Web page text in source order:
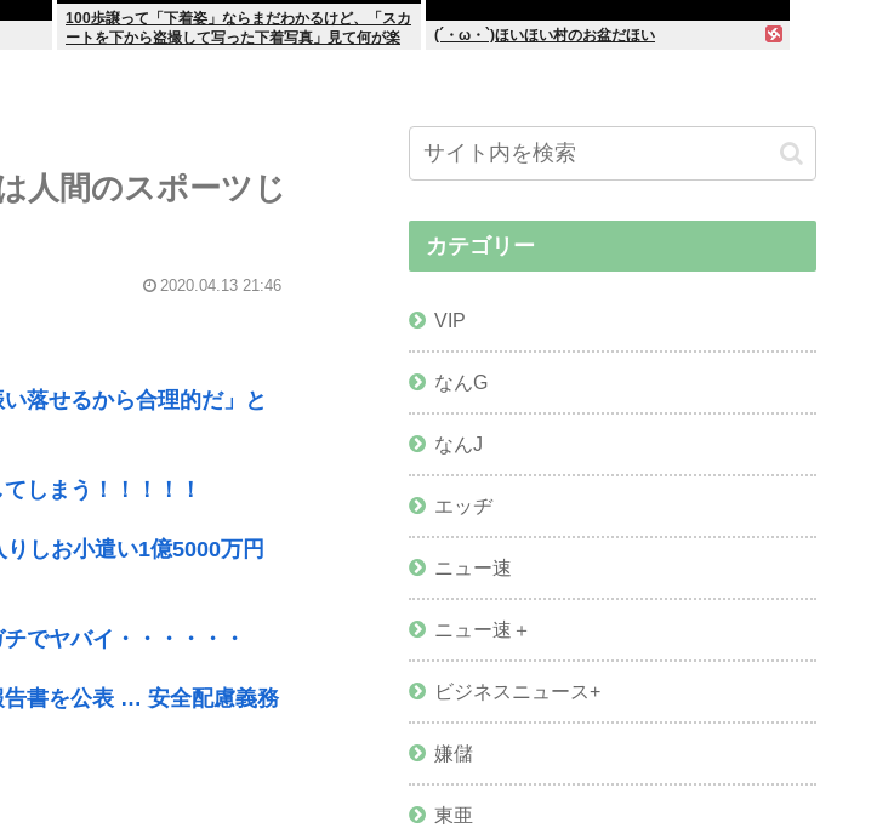
100歩譲って「下着姿」ならまだわかるけど、「スカ
ートを下から盗撮して写った下着写真」見て何が楽
(´・ω・`)ほいほい村のお盆だほい
人間のスポーツじ
2020.04.13 21:46
落せるから合理的だ」と
しまう！！！！！
しお小遣い1億5000万円
でヤバイ・・・・・・
告書を公表 … 安全配慮義務
カテゴリー
VIP
なんG
なんJ
エッヂ
ニュー速
ニュー速＋
ビジネスニュース+
嫌儲
東亜